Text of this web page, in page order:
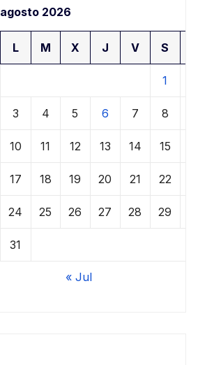
agosto 2026
L M X J V S
1
3 4 5 6 7 8
10 11 12 13 14 15
17 18 19 20 21 22
24 25 26 27 28 29
31
« Jul